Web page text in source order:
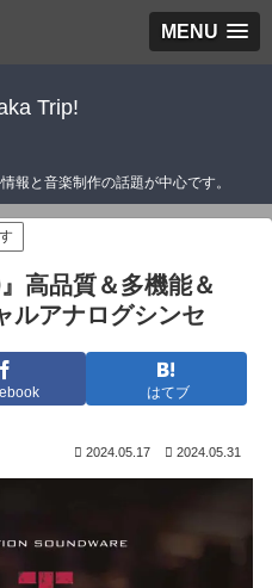
MENU
Trip!
報と音楽制作の話題が中心です。
高品質＆多機能＆
ルアナログシンセ
はてブ
2024.05.17 2024.05.31